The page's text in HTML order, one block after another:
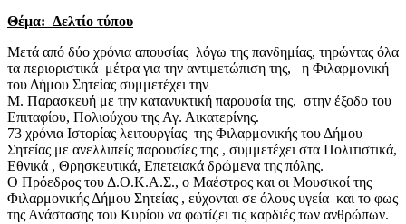
Θέμα: Δελτίο τύπου
Μετά από δύο χρόνια απουσίας λόγω της πανδημίας, τηρώντας όλα
τα περιοριστικά μέτρα για την αντιμετώπιση της, η Φιλαρμονική
του Δήμου Σητείας συμμετέχει την
Μ. Παρασκευή με την κατανυκτική παρουσία της, στην έξοδο του
Επιταφίου, Πολιούχου της Αγ. Αικατερίνης.
73 χρόνια Ιστορίας λειτουργίας της Φιλαρμονικής του Δήμου
Σητείας με ανελλιπείς παρουσίες της , συμμετέχει στα Πολιτιστικά,
Εθνικά , Θρησκευτικά, Επετειακά δρώμενα της πόλης.
Ο Πρόεδρος του Δ.Ο.Κ.Α.Σ., ο Μαέστρος και οι Μουσικοί της
Φιλαρμονικής Δήμου Σητείας , εύχονται σε όλους υγεία και το φως
της Ανάστασης του Κυρίου να φωτίζει τις καρδιές των ανθρώπων.